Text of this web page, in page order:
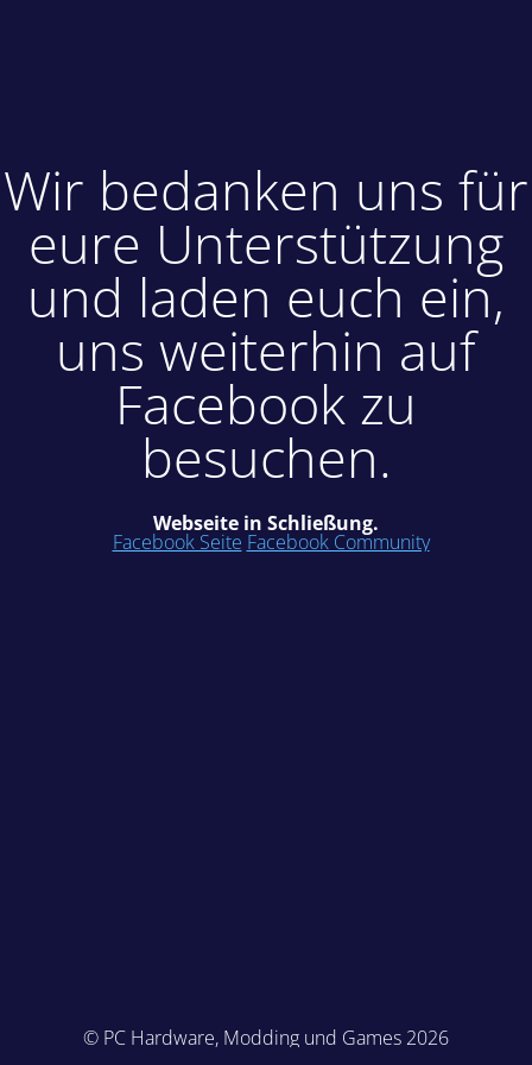
Wir bedanken uns für
eure Unterstützung
und laden euch ein,
uns weiterhin auf
Facebook zu
besuchen.
Webseite in Schließung.
Facebook Seite Facebook Community
© PC Hardware, Modding und Games 2026